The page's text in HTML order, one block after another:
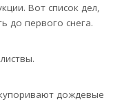
Вот список дел,
до первого снега.
дождевые